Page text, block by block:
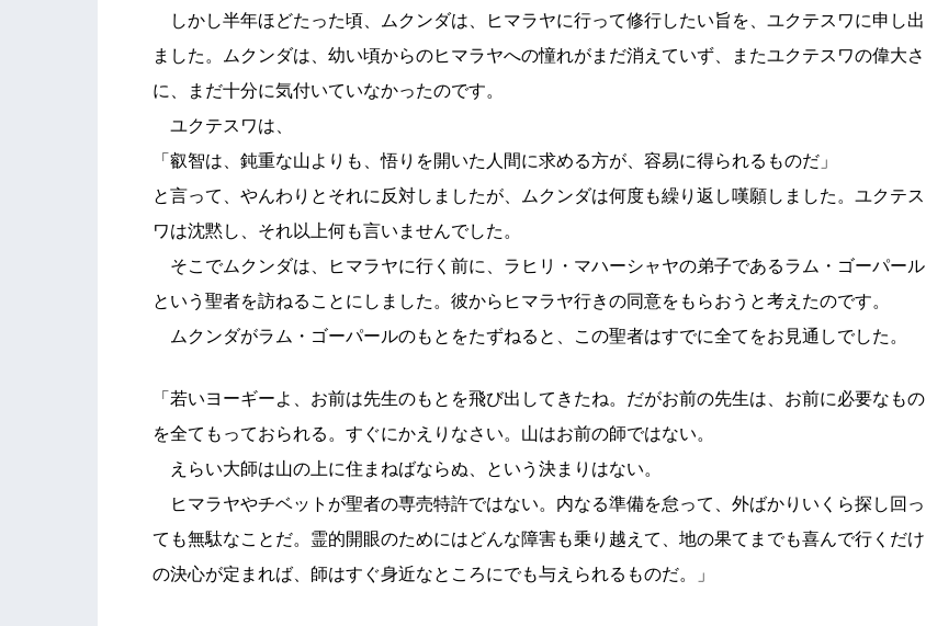
しかし半年ほどたった頃、ムクンダは、ヒマラヤに行って修行したい旨を、ユクテスワに申し出
ました。ムクンダは、幼い頃からのヒマラヤへの憧れがまだ消えていず、またユクテスワの偉大さ
に、まだ十分に気付いていなかったのです。
ユクテスワは、
「叡智は、鈍重な山よりも、悟りを開いた人間に求める方が、容易に得られるものだ」
と言って、やんわりとそれに反対しましたが、ムクンダは何度も繰り返し嘆願しました。ユクテス
ワは沈黙し、それ以上何も言いませんでした。
そこでムクンダは、ヒマラヤに行く前に、ラヒリ・マハーシャヤの弟子であるラム・ゴーパール
という聖者を訪ねることにしました。彼からヒマラヤ行きの同意をもらおうと考えたのです。
ムクンダがラム・ゴーパールのもとをたずねると、この聖者はすでに全てをお見通しでした。
「若いヨーギーよ、お前は先生のもとを飛び出してきたね。だがお前の先生は、お前に必要なもの
を全てもっておられる。すぐにかえりなさい。山はお前の師ではない。
えらい大師は山の上に住まねばならぬ、という決まりはない。
ヒマラヤやチベットが聖者の専売特許ではない。内なる準備を怠って、外ばかりいくら探し回っ
ても無駄なことだ。霊的開眼のためにはどんな障害も乗り越えて、地の果てまでも喜んで行くだけ
の決心が定まれば、師はすぐ身近なところにでも与えられるものだ。」